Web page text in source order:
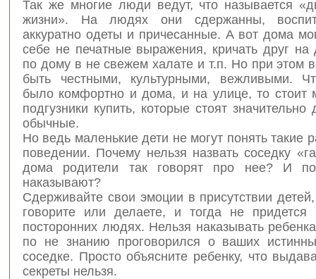
Так же многие люди ведут, что называется
жизни». На людях они сдержанны,
аккуратно одеты и причесанные. А вот дома
себе не печатные выражения, кричать друг на
по дому в не свежем халате и т.п. Но при этом
быть честными, культурными, вежливыми.
было комфортно и дома, и на улице, то стоит
подгузники купить, которые стоят
обычные.
Но ведь маленькие дети не могут понять такие
поведении. Почему нельзя назвать соседку
дома родители так говорят про нее? И
наказывают?
Сдерживайте свои эмоции в присутствии
говорите или делаете, и тогда не придется
посторонних людях. Нельзя наказывать
по не знанию проговорился о ваших
соседке. Просто объясните ребенку, что
секреты нельзя.